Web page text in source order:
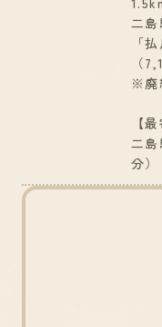
二
「
（
※廃
【
二
分）